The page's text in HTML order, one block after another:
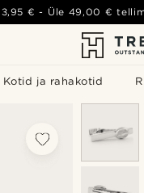
Kotid ja rahakotid
3,95 € - Üle 49,00 €